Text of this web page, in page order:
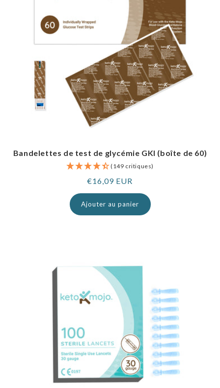
Bandelettes de test de glycémie GKI (boîte de 60)
(149 critiques)
Prix
normal
€16,09 EUR
Ajouter au panier